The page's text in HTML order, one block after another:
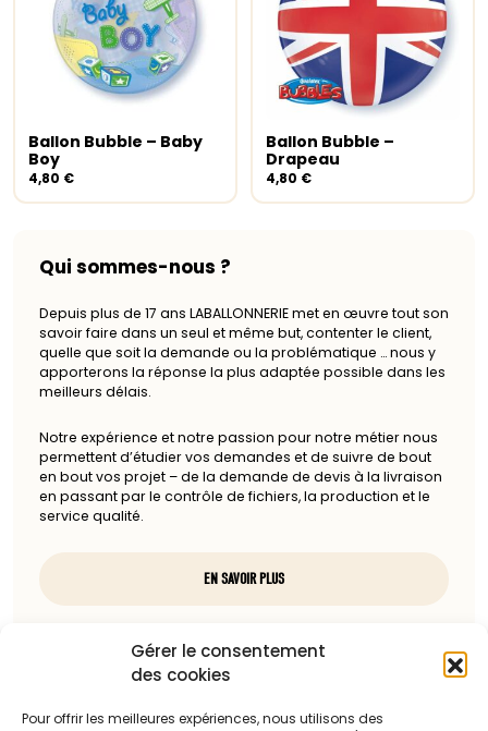
Gérer le consentement
des cookies
Pour offrir les meilleures expériences, nous utilisons des
Ajouter au panier
Ballon Bubble – Baby
Boy
4,80 €
Ajouter au panier
Ballon Bubble –
Drapeau
4,80 €
Qui sommes-nous ?
Depuis plus de 17 ans LABALLONNERIE met en œuvre tout son
savoir faire dans un seul et même but, contenter le client,
quelle que soit la demande ou la problématique … nous y
apporterons la réponse la plus adaptée possible dans les
meilleurs délais.
Notre expérience et notre passion pour notre métier nous
permettent d’étudier vos demandes et de suivre de bout
en bout vos projet – de la demande de devis à la livraison
en passant par le contrôle de fichiers, la production et le
service qualité.
EN SAVOIR PLUS
Nous contacter
85100 Les Sables-d'Olonne